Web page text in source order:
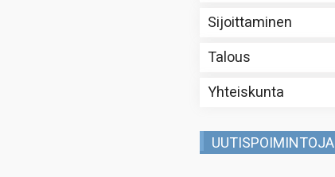
Sijoittaminen
Talous
Yhteiskunta
UUTISPOIMINTOJA